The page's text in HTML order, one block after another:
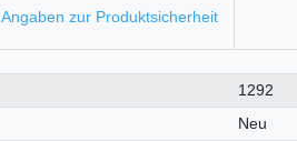
Angaben zur Produktsicherheit
1292
Neu